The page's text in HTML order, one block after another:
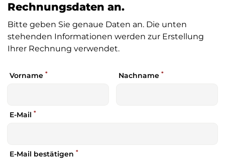
Rechnungsdaten an.
Bitte geben Sie genaue Daten an. Die unten
stehenden Informationen werden zur Erstellung
Ihrer Rechnung verwendet.
Vorname * Nachname *
E-Mail *
E-Mail bestätigen *